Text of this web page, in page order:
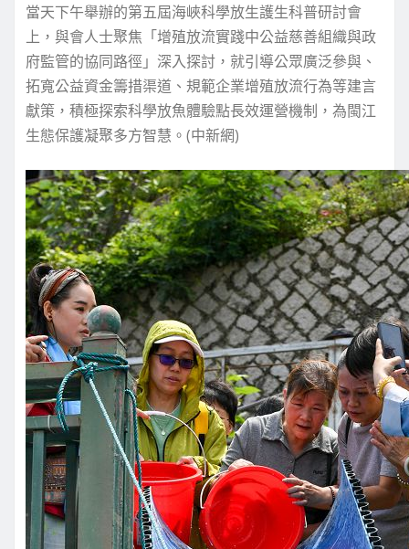
當天下午舉辦的第五屆海峽科學放生護生科普研討會
上，與會人士聚焦「增殖放流實踐中公益慈善組織與政
府監管的協同路徑」深入探討，就引導公眾廣泛參與、
拓寬公益資金籌措渠道、規範企業增殖放流行為等建言
獻策，積極探索科學放魚體驗點長效運營機制，為閩江
生態保護凝聚多方智慧。(中新網)